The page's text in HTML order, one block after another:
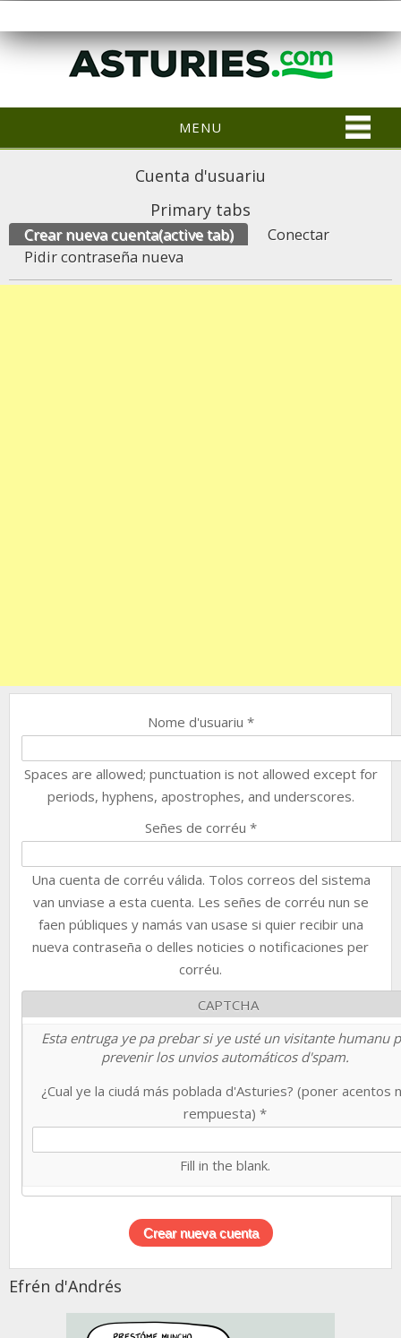
MENU
Cuenta d'usuariu
Primary tabs
Crear nueva cuenta(active tab)
Conectar
Pidir contraseña nueva
Nome d'usuariu *
Spaces are allowed; punctuation is not allowed except for
periods, hyphens, apostrophes, and underscores.
Señes de corréu *
Una cuenta de corréu válida. Tolos correos del sistema
van unviase a esta cuenta. Les señes de corréu nun se
faen públiques y namás van usase si quier recibir una
nueva contraseña o delles noticies o notificaciones per
corréu.
CAPTCHA
Esta entruga ye pa prebar si ye usté un visitante humanu
prevenir los unvios automáticos d'spam.
¿Cual ye la ciudá más poblada d'Asturies? (poner acentos
rempuesta) *
Fill in the blank.
Efrén d'Andrés